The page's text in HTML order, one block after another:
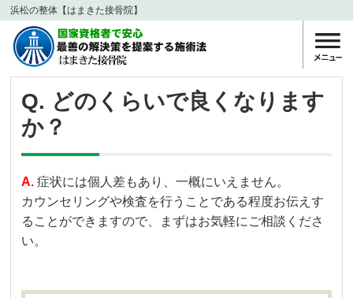
浜松の整体【はまきた接骨院】
Q. どのくらいで良くなります
か？
A. 症状には個人差もあり、一概にいえません。
カウンセリングや検査を行うことである程度お伝えす
ることができますので、まずはお気軽にご相談くださ
い。